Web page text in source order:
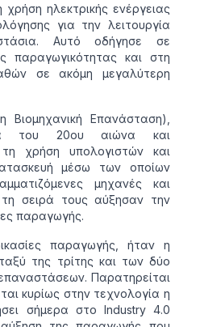
ηλεκτρικής ενέργειας
για την λειτουργία
Αυτό οδήγησε σε
παραγωγικότητας και στη
σε ακόμη μεγαλύτερη
Επανάσταση),
του 20ου αιώνα και
χρήση υπολογιστών και
μέσω των οποίων
μηχανές και
σειρά τους αύξησαν την
παραγωγής.
παραγωγής, ήταν η
της τρίτης και των δύο
Παρατηρείται
κυρίως στην τεχνολογία η
σήμερα στο Industry 4.0